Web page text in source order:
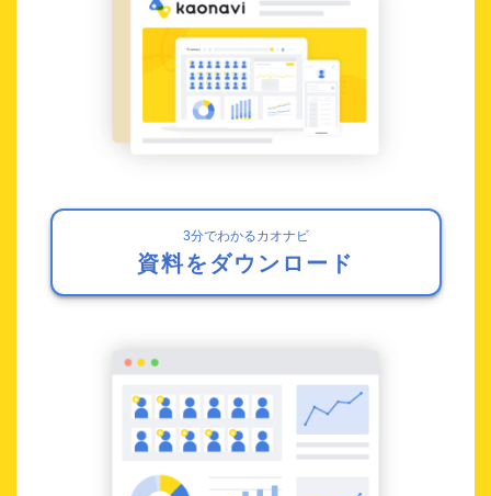
3分でわかるカオナビ
資料をダウンロード